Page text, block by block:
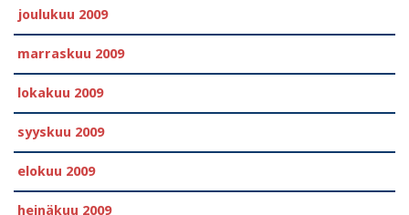
joulukuu 2009
marraskuu 2009
lokakuu 2009
syyskuu 2009
elokuu 2009
heinäkuu 2009